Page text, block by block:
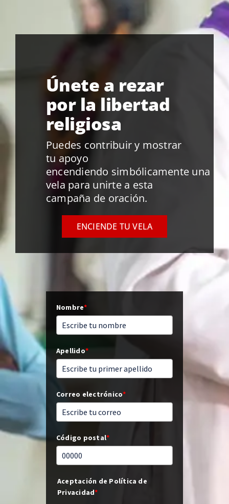
Únete a rezar
por la libertad
religiosa
Puedes contribuir y mostrar
tu apoyo
encendiendo simbólicamente una
vela para unirte a esta
campaña de oración.
ENCIENDE TU VELA
Nombre*
Apellido*
Correo electrónico*
Código postal*
Aceptación de Política de
Privacidad*